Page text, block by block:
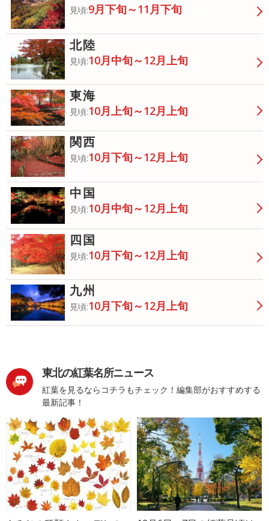
見頃:9月下旬～11月下旬
北陸
見頃:10月中旬～12月上旬
東海
見頃:10月上旬～12月上旬
関西
見頃:10月下旬～12月上旬
中国
見頃:10月中旬～12月上旬
四国
見頃:10月下旬～12月上旬
九州
見頃:10月下旬～12月上旬
東北の紅葉名所ニュース
紅葉を見るならコチラもチェック！編集部がおすすめする
最新記事！